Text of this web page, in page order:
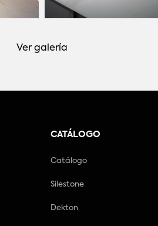
Ver galería
CATÁLOGO
Catálogo
Silestone
Dekton